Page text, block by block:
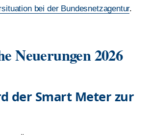
bei der Bundesnetzagentur.
Neuerungen 2026
der Smart Meter zur